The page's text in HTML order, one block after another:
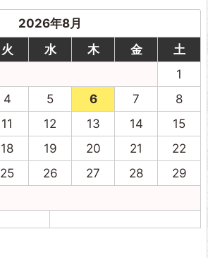
2026年8月
火 水 木 金
土
1
4 5 6 7
8
11 12 13 14
15
18 19 20 21
22
25 26 27 28
29